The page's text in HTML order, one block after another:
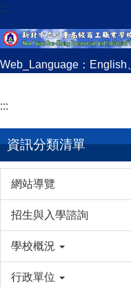
跳
到
主
要
內
區
:::
Web_Language： English
:::
資訊分類清單
網站導覽
招生與入學諮詢
學校概況
行政單位